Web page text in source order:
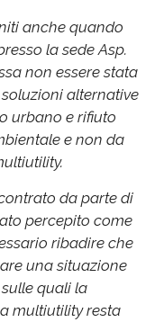
anche quando
la sede Asp.
non essere stata
alternative
urbano e rifiuto
e non da
da parte di
percepito come
ribadire che
una situazione
quali la
multiutility resta